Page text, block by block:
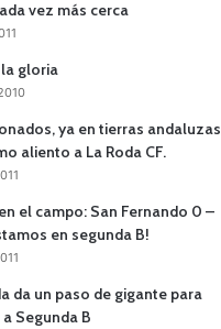
vez más cerca
gloria
ya en tierras andaluzas
aliento a La Roda CF.
el campo: San Fernando 0 –
en segunda B!
da un paso de gigante para
Segunda B